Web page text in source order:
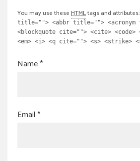
You may use these HTMLtags and attributes:
title=""> <abbr title=""> <acronym
<blockquote cite=""> <cite> <code>
<em> <i> <q cite=""> <s> <strike>
Name*
Email*